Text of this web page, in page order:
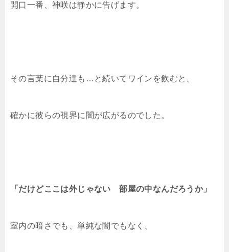
開口一番、神咲は静かに告げます。
その言葉に自分達も…と続いてワインを飲むと、
確かに彼らの視界に闇が広がるのでした。
「だけどここは外じゃない 部屋の中なんだろうか」
室内の暗さでも、単純な闇でもなく、